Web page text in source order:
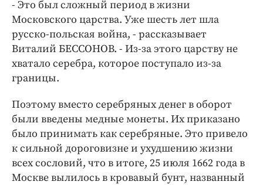
- Это был сложный период в жизни
Московского царства. Уже шесть лет шла
русско-польская война, - рассказывает
Виталий БЕССОНОВ. - Из-за этого царству не
хватало серебра, которое поступало из-за
границы.
Поэтому вместо серебряных денег в оборот
были введены медные монеты. Их приказано
было принимать как серебряные. Это привело
к сильной дороговизне и ухудшению жизни
всех сословий, что в итоге, 25 июля 1662 года в
Москве вылилось в кровавый бунт, названный